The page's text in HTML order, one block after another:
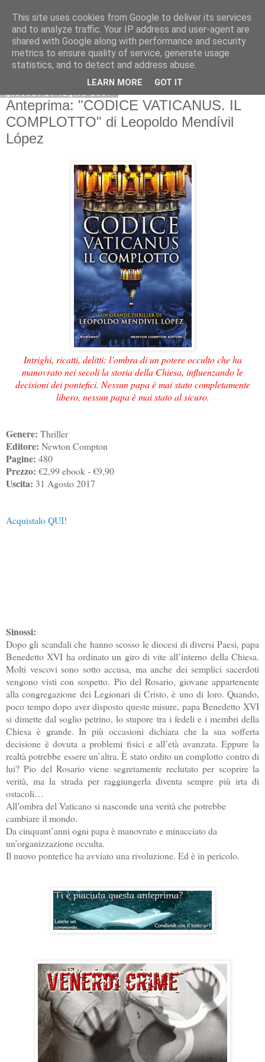
giovedì 27 luglio 2017
Anteprima: "CODICE VATICANUS. IL
COMPLOTTO" di Leopoldo Mendívil
López
Intrighi, ricatti, delitti: l’ombra di un potere occulto che ha
manovrato nei secoli la storia della Chiesa, influenzando le
decisioni dei pontefici. Nessun papa è mai stato completamente
libero, nessun papa è mai stato al sicuro.
Genere: Thriller
Editore: Newton Compton
Pagine: 480
Prezzo: €2,99 ebook - €9,90
Uscita: 31 Agosto 2017
Acquistalo QUI!
Sinossi:
Dopo gli scandali che hanno scosso le diocesi di diversi Paesi, papa
Benedetto XVI ha ordinato un giro di vite all’interno della Chiesa.
Molti vescovi sono sotto accusa, ma anche dei semplici sacerdoti
vengono visti con sospetto. Pio del Rosario, giovane appartenente
alla congregazione dei Legionari di Cristo, è uno di loro. Quando,
poco tempo dopo aver disposto queste misure, papa Benedetto XVI
si dimette dal soglio petrino, lo stupore tra i fedeli e i membri della
Chiesa è grande. In più occasioni dichiara che la sua sofferta
decisione è dovuta a problemi fisici e all’età avanzata. Eppure la
realtà potrebbe essere un’altra. È stato ordito un complotto contro di
lui? Pio del Rosario viene segretamente reclutato per scoprire la
verità, ma la strada per raggiungerla diventa sempre più irta di
ostacoli…
All’ombra del Vaticano si nasconde una verità che potrebbe
cambiare il mondo.
Da cinquant’anni ogni papa è manovrato e minacciato da
un’organizzazione occulta.
Il nuovo pontefice ha avviato una rivoluzione. Ed è in pericolo.
This site uses cookies from Google to deliver its services
and to analyze traffic. Your IP address and user-agent are
shared with Google along with performance and security
metrics to ensure quality of service, generate usage
statistics, and to detect and address abuse.
LEARN MORE GOT IT